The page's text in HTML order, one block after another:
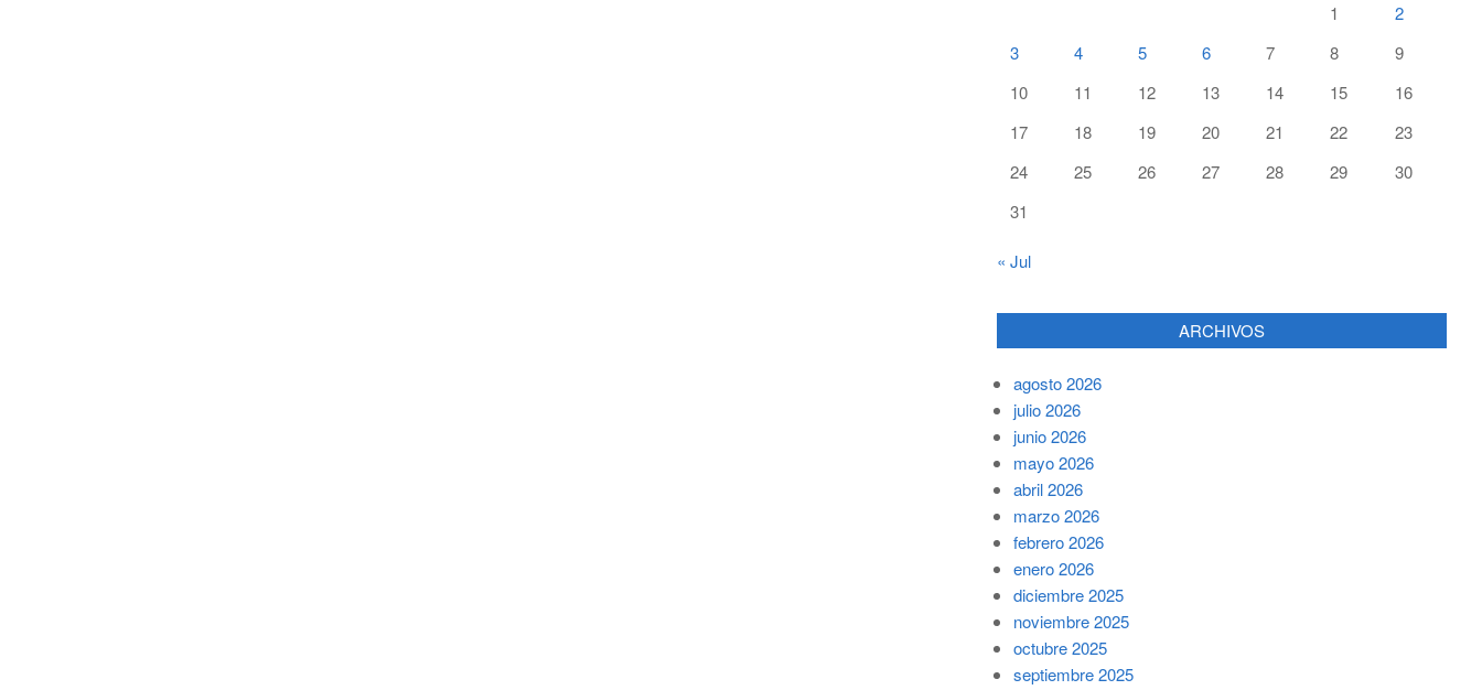
1
2
3
4 5 6 7 8
9
10
11 12 13 14 15
16
17
18 19 20 21 22
23
24
25 26 27 28 29
30
31
« Jul
ARCHIVOS
agosto 2026
julio 2026
junio 2026
mayo 2026
abril 2026
marzo 2026
febrero 2026
enero 2026
diciembre 2025
noviembre 2025
octubre 2025
septiembre 2025